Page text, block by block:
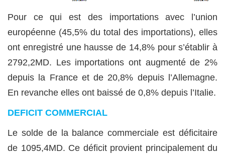
Pour ce qui est des importations avec l’union
européenne (45,5% du total des importations), elles
ont enregistré une hausse de 14,8% pour s’établir à
2792,2MD. Les importations ont augmenté de 2%
depuis la France et de 20,8% depuis l’Allemagne.
En revanche elles ont baissé de 0,8% depuis l’Italie.
DEFICIT COMMERCIAL
Le solde de la balance commerciale est déficitaire
de 1095,4MD. Ce déficit provient principalement du